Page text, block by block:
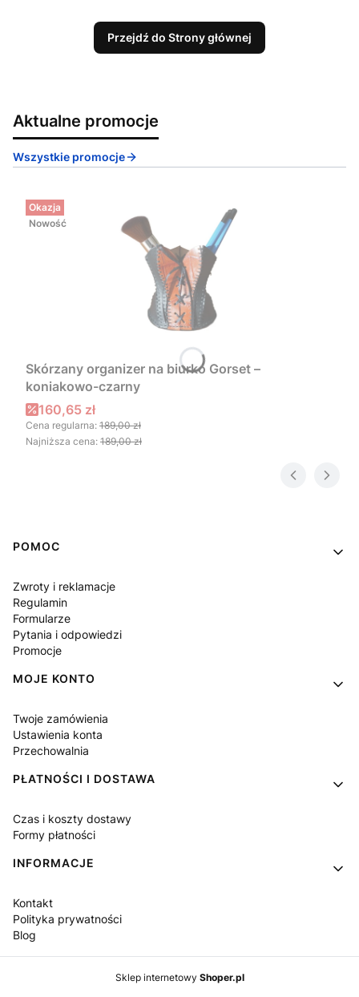
Przejdź do Strony głównej
Aktualne promocje
Wszystkie promocje
Okazja
Nowość
Skórzany organizer na biurko Gorset –
koniakowo-czarny
Cena promocyjna
160,65 zł
Cena regularna: 189,00 zł
Najniższa cena: 189,00 zł
Linki w stopce
POMOC
Zwroty i reklamacje
Regulamin
Formularze
Pytania i odpowiedzi
Promocje
MOJE KONTO
Twoje zamówienia
Ustawienia konta
Przechowalnia
PŁATNOŚCI I DOSTAWA
Czas i koszty dostawy
Formy płatności
INFORMACJE
Kontakt
Polityka prywatności
Blog
Sklep internetowy Shoper.pl